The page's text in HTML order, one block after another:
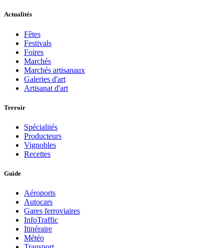
Actualités
Fêtes
Festivals
Foires
Marchés
Marchés artisanaux
Galeries d'art
Artisanat d'art
Terroir
Spécialités
Producteurs
Vignobles
Recettes
Guide
Aéroports
Autocars
Gares ferroviaires
InfoTraffic
Itinéraire
Météo